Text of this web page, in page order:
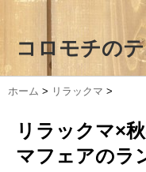
コロモチの
ホーム > リラックマ >
リラックマ×
マフェアのラ